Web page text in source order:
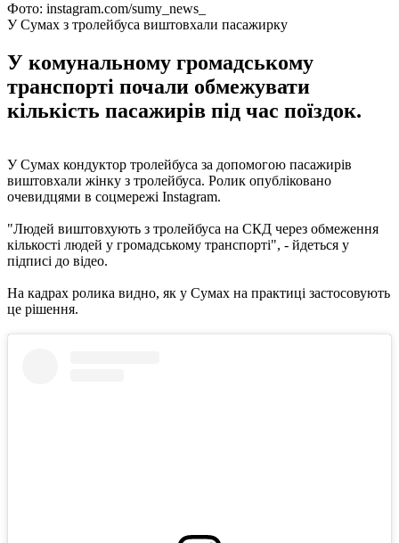
Фото: instagram.com/sumy_news_
У Сумах з тролейбуса виштовхали пасажирку
У комунальному громадському
транспорті почали обмежувати
кількість пасажирів під час поїздок.
У Сумах кондуктор тролейбуса за допомогою пасажирів
виштовхали жінку з тролейбуса. Ролик опубліковано
очевидцями в соцмережі Instagram.
"Людей виштовхують з тролейбуса на СКД через обмеження
кількості людей у громадському транспорті", - йдеться у
підписі до відео.
На кадрах ролика видно, як у Сумах на практиці застосовують
це рішення.